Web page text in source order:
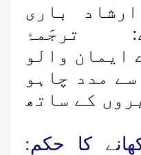
میں ارشاد باری
ترجَمۂ
ایمان والو
مدد چاہو
کے ساتھ
کا حکم: